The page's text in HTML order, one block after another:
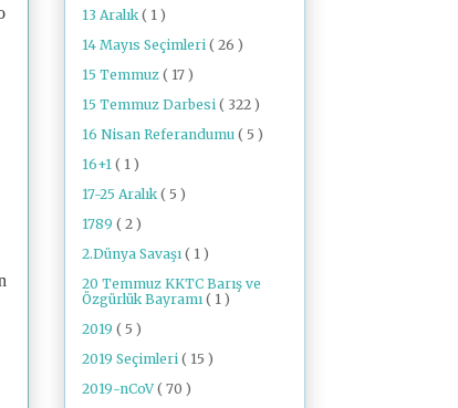
13 Aralık ( 1 )
14 Mayıs Seçimleri ( 26 )
15 Temmuz ( 17 )
15 Temmuz Darbesi ( 322 )
16 Nisan Referandumu ( 5 )
16+1 ( 1 )
17-25 Aralık ( 5 )
1789 ( 2 )
2.Dünya Savaşı ( 1 )
20 Temmuz KKTC Barış ve
Özgürlük Bayramı ( 1 )
2019 ( 5 )
2019 Seçimleri ( 15 )
2019-nCoV( 70 )